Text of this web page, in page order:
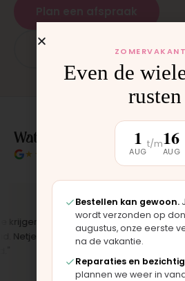
App: 06 - 2862 1330
Wat klanten over ons zeggen
★★★★★ 4.9/5 klantbeoordeling
★★★★★
"Bekleding zelf
set, zag er meteen weer
Iris · Bugaboo bekleding
Even de
rusten
1
AUG
t/m16
AUG
Bestellen kan gewoon.
wordt verzonden op
augustus, onze eerste
na de vakantie.
Reparaties en
plannen we weer in